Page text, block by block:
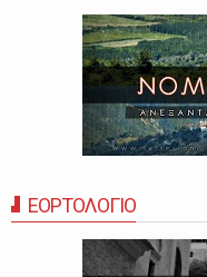
ΕΟΡΤΟΛΟΓΙΟ